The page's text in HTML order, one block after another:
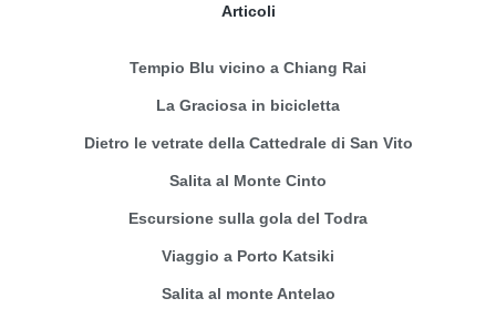
Articoli
Tempio Blu vicino a Chiang Rai
La Graciosa in bicicletta
Dietro le vetrate della Cattedrale di San Vito
Salita al Monte Cinto
Escursione sulla gola del Todra
Viaggio a Porto Katsiki
Salita al monte Antelao